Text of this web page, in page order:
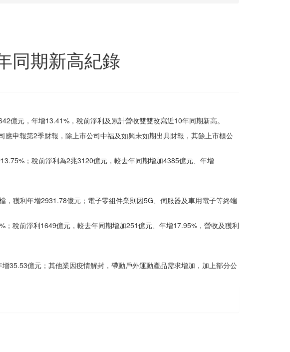
同期新高紀錄
億元，年增13.41%，稅前淨利及累計營收雙雙改寫近10年同期新高。
申報第2季財報，除上市公司中福及如興未如期出具財報，其餘上市櫃公
；稅前淨利為2兆3120億元，較去年同期增加4385億元、年增
獲利年增2931.78億元；電子零組件業則因5G、伺服器及車用電子等終端
稅前淨利1649億元，較去年同期增加251億元、年增17.95%，營收及獲利
35.53億元；其他業因疫情解封，帶動戶外運動產品需求增加，加上部分公